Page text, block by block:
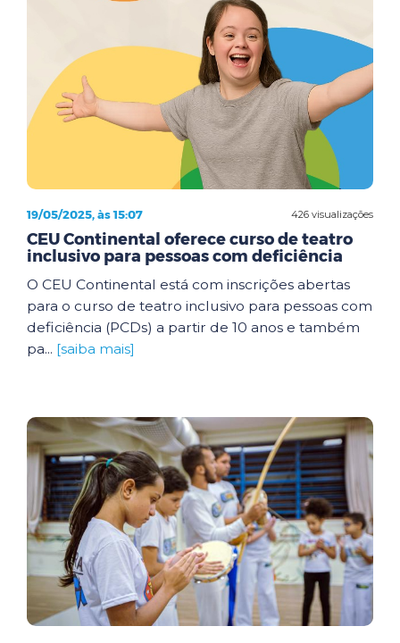
426 visualizações
19/05/2025, às 15:07
CEU Continental oferece curso de teatro
inclusivo para pessoas com deficiência
O CEU Continental está com inscrições abertas
para o curso de teatro inclusivo para pessoas com
deficiência (PCDs) a partir de 10 anos e também
pa... [saiba mais]